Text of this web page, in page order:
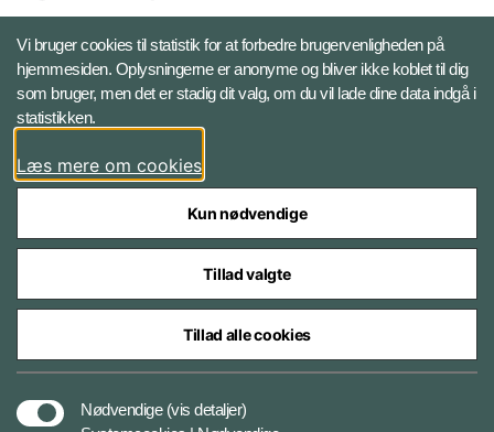
X BRSdk
LinkedIn BRS-profil
Vi bruger cookies til statistik for at forbedre brugervenligheden på
hjemmesiden. Oplysningerne er anonyme og bliver ikke koblet til dig
som bruger, men det er stadig dit valg, om du vil lade dine data indgå i
statistikken.
Læs mere om cookies
Kun nødvendige
Tillad valgte
Tillad alle cookies
Nødvendige (vis detaljer)